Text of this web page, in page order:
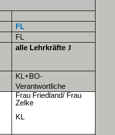
FL
FL
alle Lehrkräfte J
KL+BO-
Verantwortliche
Frau Friedland/ Frau
Zelke
KL